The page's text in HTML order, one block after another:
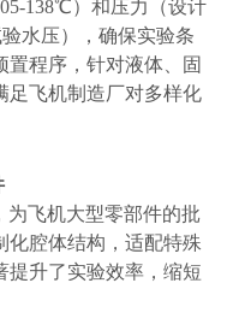
138℃）和压力（设计
水压），确保实验条
程序，针对液体、固
足飞机制造厂对多样化
为飞机大型零部件的批
化腔体结构，适配特殊
提升了实验效率，缩短